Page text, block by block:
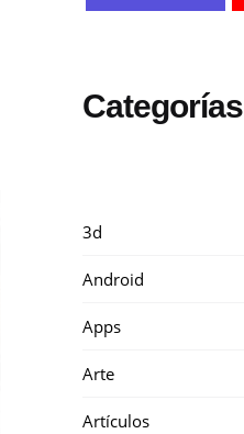
Categorías
3d
Android
Apps
Arte
Artículos